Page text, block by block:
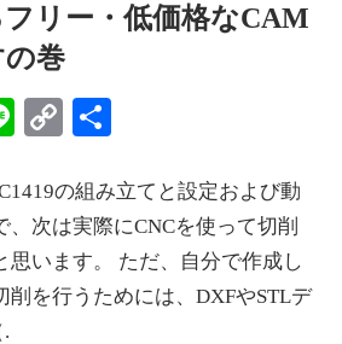
リー・低価格なCAM
巻
LineCopy
の組み立てと設定および動
次は実際にCNCを使って切削
思います。 ただ、自分で作成し
削を行うためには、DXFやSTLデ